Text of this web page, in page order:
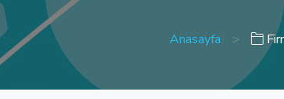
Anasayfa >